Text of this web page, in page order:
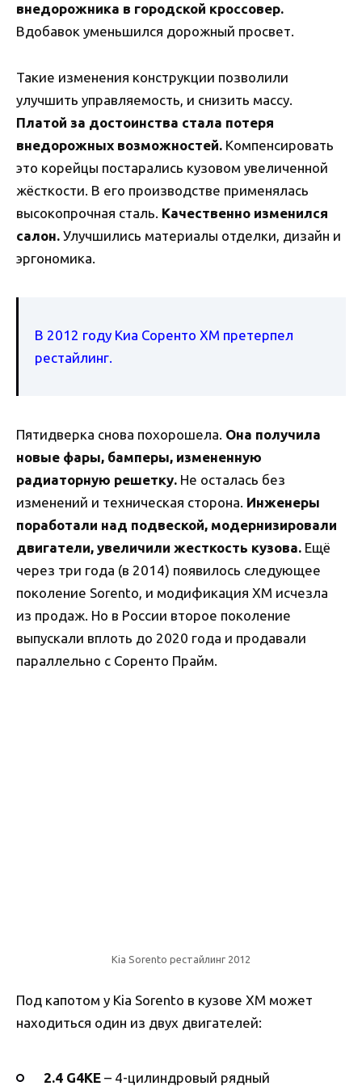
внедорожника в городской кроссовер.
Вдобавок уменьшился дорожный просвет.
Такие изменения конструкции позволили
улучшить управляемость, и снизить массу.
Платой за достоинства стала потеря
внедорожных возможностей. Компенсировать
это корейцы постарались кузовом увеличенной
жёсткости. В его производстве применялась
высокопрочная сталь. Качественно изменился
салон. Улучшились материалы отделки, дизайн и
эргономика.
В 2012 году Киа Соренто ХМ претерпел
рестайлинг.
Пятидверка снова похорошела. Она получила
новые фары, бамперы, измененную
радиаторную решетку. Не осталась без
изменений и техническая сторона. Инженеры
поработали над подвеской, модернизировали
двигатели, увеличили жесткость кузова. Ещё
через три года (в 2014) появилось следующее
поколение Sorento, и модификация ХМ исчезла
из продаж. Но в России второе поколение
выпускали вплоть до 2020 года и продавали
параллельно с Соренто Прайм.
Kia Sorento рестайлинг 2012
Под капотом у Kia Sorento в кузове ХМ может
находиться один из двух двигателей:
2.4 G4KE – 4-цилиндровый рядный